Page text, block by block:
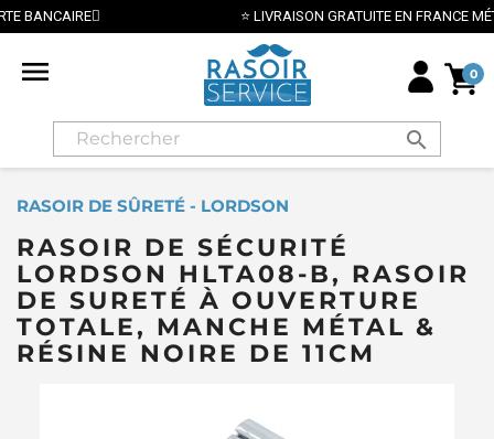
⭐ LIVRAISON GRATUITE EN FRANCE MÉTROPOLITAINE DÈS 70€ ⭐
 0
search
RASOIR DE SÛRETÉ - LORDSON
RASOIR DE SÉCURITÉ
LORDSON HLTA08-B, RASOIR
DE SURETÉ À OUVERTURE
TOTALE, MANCHE MÉTAL &
RÉSINE NOIRE DE 11CM